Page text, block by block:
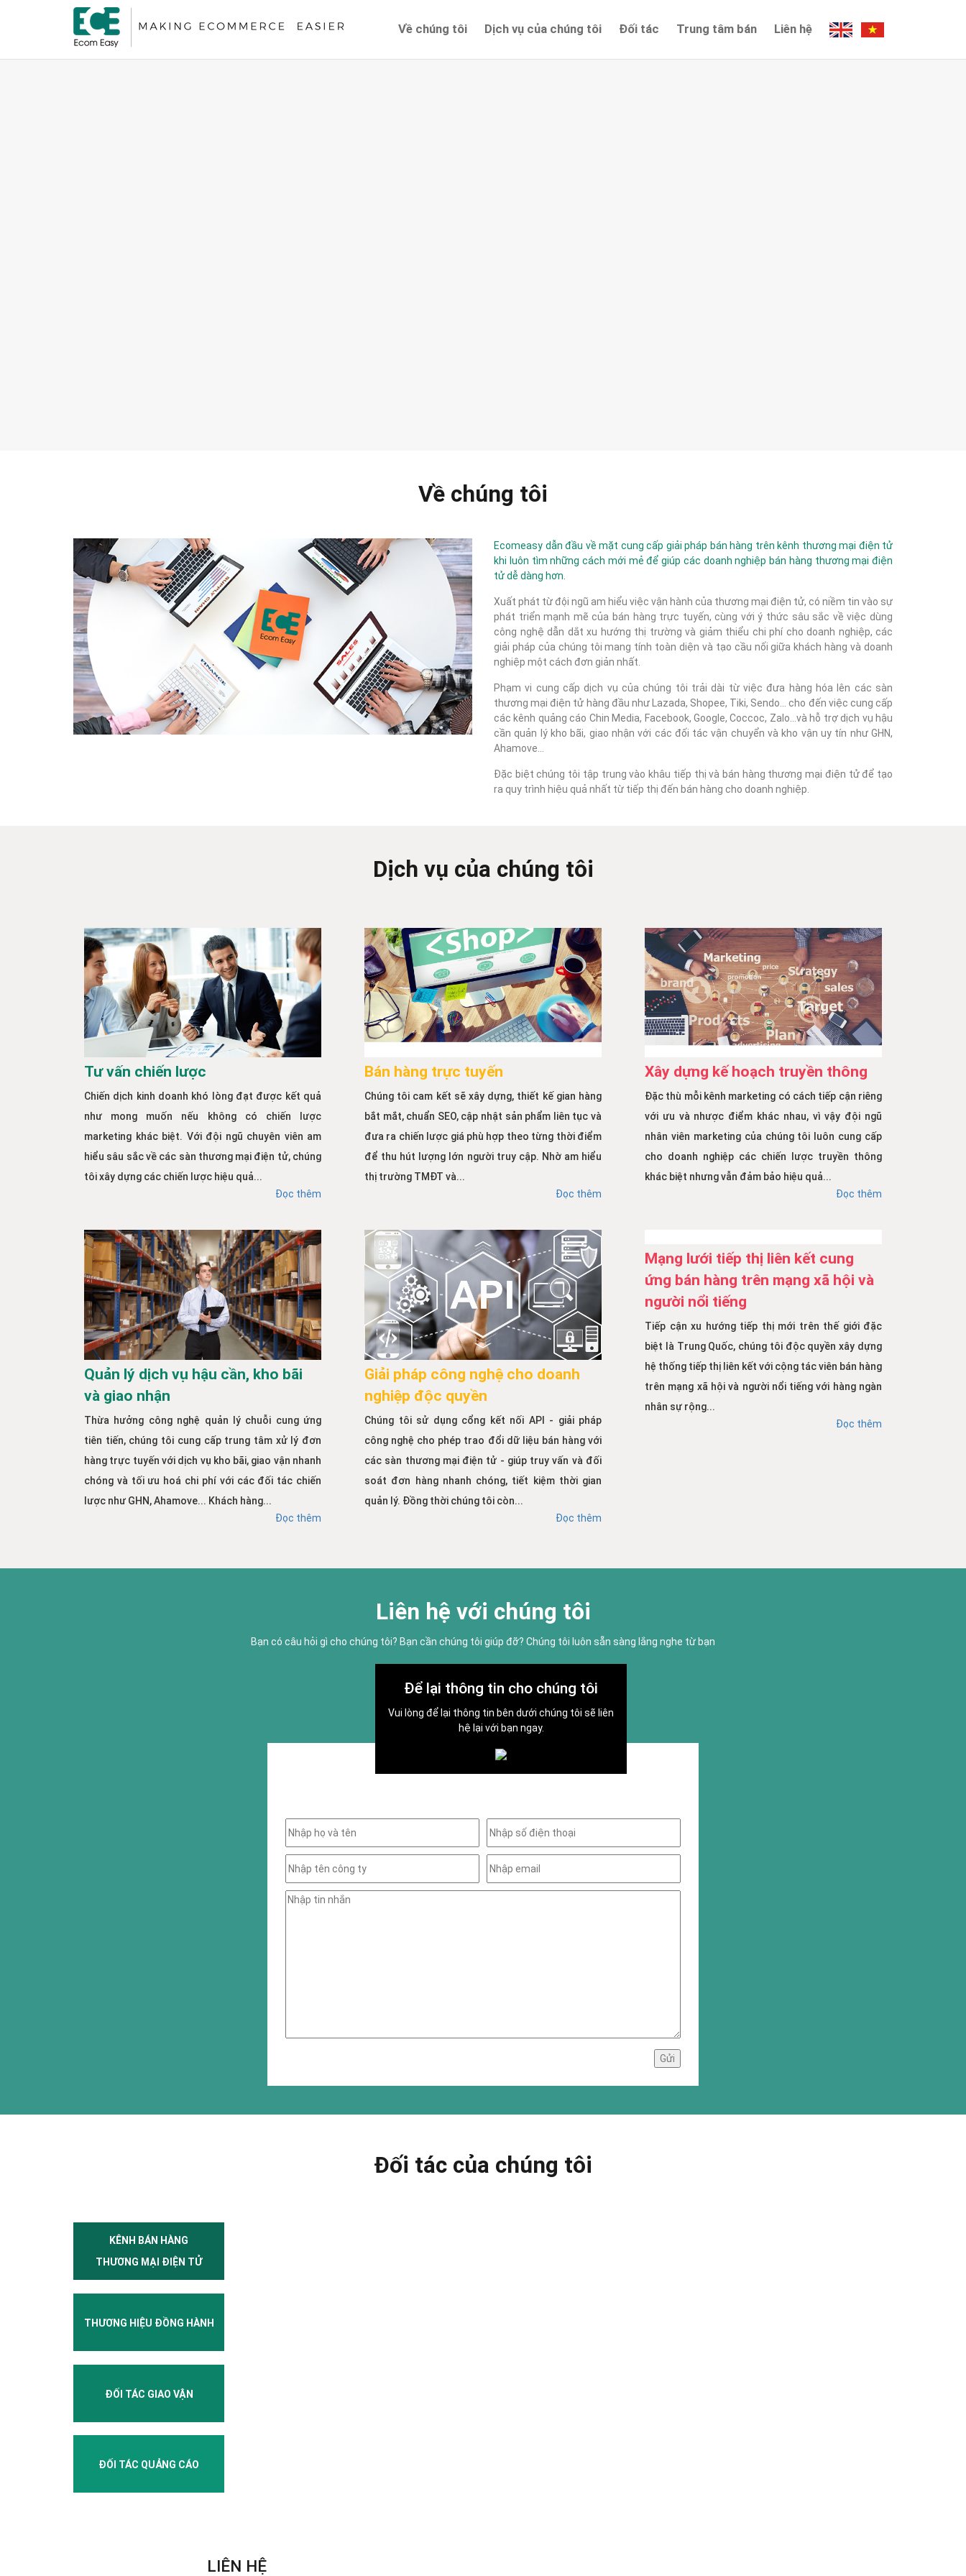
Về chúng tôi Dịch vụ của chúng tôi Đối tác Trung tâm bán Liên hệ
Về chúng tôi
Ecomeasy dẫn đầu về mặt cung cấp giải pháp bán hàng trên kênh thương mại điện tử
khi luôn tìm những cách mới mẻ để giúp các doanh nghiệp bán hàng thương mại điện
tử dễ dàng hơn.
Xuất phát từ đội ngũ am hiểu việc vận hành của thương mại điện tử, có niềm tin vào sự
phát triển mạnh mẽ của bán hàng trực tuyến, cùng với ý thức sâu sắc về việc dùng
công nghệ dẫn dắt xu hướng thị trường và giảm thiểu chi phí cho doanh nghiệp, các
giải pháp của chúng tôi mang tính toàn diện và tạo cầu nối giữa khách hàng và doanh
nghiệp một cách đơn giản nhất.
Phạm vi cung cấp dịch vụ của chúng tôi trải dài từ việc đưa hàng hóa lên các sàn
thương mại điện tử hàng đầu như Lazada, Shopee, Tiki, Sendo... cho đến việc cung cấp
các kênh quảng cáo Chin Media, Facebook, Google, Coccoc, Zalo...và hỗ trợ dịch vụ hậu
cần quản lý kho bãi, giao nhận với các đối tác vận chuyển và kho vận uy tín như GHN,
Ahamove...
Đặc biệt chúng tôi tập trung vào khâu tiếp thị và bán hàng thương mại điện tử để tạo
ra quy trình hiệu quả nhất từ tiếp thị đến bán hàng cho doanh nghiệp.
Dịch vụ của chúng tôi
Tư vấn chiến lược
Chiến dịch kinh doanh khó lòng đạt được kết quả
như mong muốn nếu không có chiến lược
marketing khác biệt. Với đội ngũ chuyên viên am
hiểu sâu sắc về các sàn thương mại điện tử, chúng
tôi xây dựng các chiến lược hiệu quả...
Đọc thêm
Bán hàng trực tuyến
Chúng tôi cam kết sẽ xây dựng, thiết kế gian hàng
bắt mắt, chuẩn SEO, cập nhật sản phẩm liên tục và
đưa ra chiến lược giá phù hợp theo từng thời điểm
để thu hút lượng lớn người truy cập. Nhờ am hiểu
thị trường TMĐT và...
Đọc thêm
Xây dựng kế hoạch truyền thông
Đặc thù mỗi kênh marketing có cách tiếp cận riêng
với ưu và nhược điểm khác nhau, vì vậy đội ngũ
nhân viên marketing của chúng tôi luôn cung cấp
cho doanh nghiệp các chiến lược truyền thông
khác biệt nhưng vẫn đảm bảo hiệu quả...
Đọc thêm
Quản lý dịch vụ hậu cần, kho bãi
và giao nhận
Thừa hưởng công nghệ quản lý chuỗi cung ứng
tiên tiến, chúng tôi cung cấp trung tâm xử lý đơn
hàng trực tuyến với dịch vụ kho bãi, giao vận nhanh
chóng và tối ưu hoá chi phí với các đối tác chiến
lược như GHN, Ahamove... Khách hàng...
Đọc thêm
Giải pháp công nghệ cho doanh
nghiệp độc quyền
Chúng tôi sử dụng cổng kết nối API - giải pháp
công nghệ cho phép trao đổi dữ liệu bán hàng với
các sàn thương mại điện tử - giúp truy vấn và đối
soát đơn hàng nhanh chóng, tiết kiệm thời gian
quản lý. Đồng thời chúng tôi còn...
Đọc thêm
Mạng lưới tiếp thị liên kết cung
ứng bán hàng trên mạng xã hội và
người nổi tiếng
Tiếp cận xu hướng tiếp thị mới trên thế giới đặc
biệt là Trung Quốc, chúng tôi độc quyền xây dựng
hệ thống tiếp thị liên kết với cộng tác viên bán hàng
trên mạng xã hội và người nổi tiếng với hàng ngàn
nhân sự rộng...
Đọc thêm
Liên hệ với chúng tôi
Bạn có câu hỏi gì cho chúng tôi? Bạn cần chúng tôi giúp đỡ? Chúng tôi luôn sẵn sàng lắng nghe từ bạn
Để lại thông tin cho chúng tôi
Vui lòng để lại thông tin bên dưới chúng tôi sẽ liên
hệ lại với bạn ngay.
Đối tác của chúng tôi
KÊNH BÁN HÀNG
THƯƠNG MẠI ĐIỆN TỬ
THƯƠNG HIỆU ĐỒNG HÀNH
ĐỐI TÁC GIAO VẬN
ĐỐI TÁC QUẢNG CÁO
LIÊN HỆ